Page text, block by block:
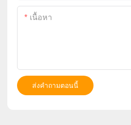
เนื้อหา
ส่งคำถามตอนนี้